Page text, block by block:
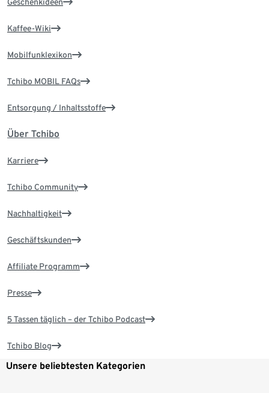
Geschenkideen
Kaffee-Wiki
Mobilfunklexikon
Tchibo MOBIL FAQs
Entsorgung / Inhaltsstoffe
Über Tchibo
Karriere
Tchibo Community
Nachhaltigkeit
Geschäftskunden
Affiliate Programm
Presse
5 Tassen täglich – der Tchibo Podcast
Tchibo Blog
Unsere beliebtesten Kategorien